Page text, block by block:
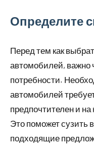
Определите
Перед тем как
автомобилей, важно
потребности.
автомобилей
предпочтителен и на
Это поможет сузить
подходящие